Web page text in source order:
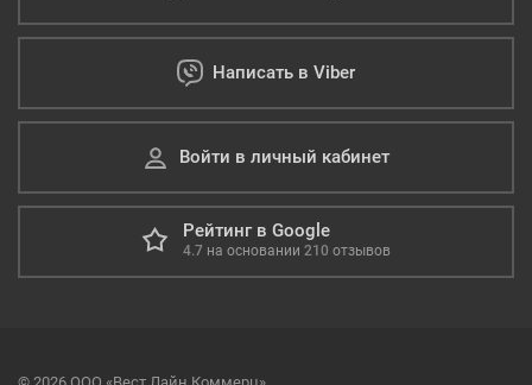
Написать в Viber
Войти в личный кабинет
Рейтинг в Google
4.7 на основании 210 отзывов